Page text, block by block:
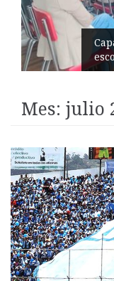
Mes: julio